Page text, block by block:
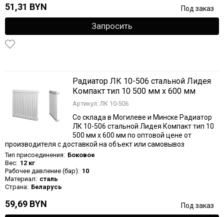
51,31 BYN Под заказ
Запросить
Радиатор ЛК 10-506 стальной Лидея
Компакт тип 10 500 мм х 600 мм
Артикул: ЛК 10-506
Со склада в Могилеве и Минске Радиатор
ЛК 10-506 стальной Лидея Компакт тип 10
500 мм х 600 мм по оптовой цене от
производителя с доставкой на объект или самовывоз
Тип присоединения: Боковое
Вес: 12 кг
Рабочее давление (бар): 10
Материал: сталь
Страна: Беларусь
59,69 BYN Под заказ